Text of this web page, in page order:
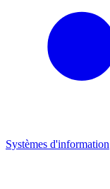
Systèmes d'information